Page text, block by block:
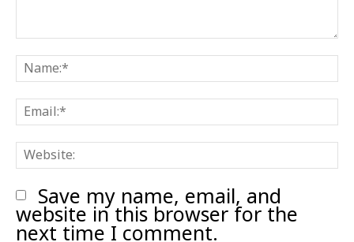
Comment:
Save my name, email, and
website in this browser for the
next time I comment.